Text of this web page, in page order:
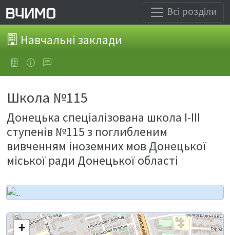
Всі розділи
Навчальні заклади
Школа №115
Донецька спеціалізована школа I-III
ступенів №115 з поглибленим
вивченням іноземних мов Донецької
міської ради Донецької області
+